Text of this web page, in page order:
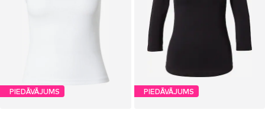
PIEDĀVĀJUMS PIEDĀVĀJUMS